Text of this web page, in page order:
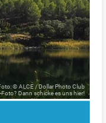
© ALCE / Dollar Photo Club
Dann schicke es uns hier!